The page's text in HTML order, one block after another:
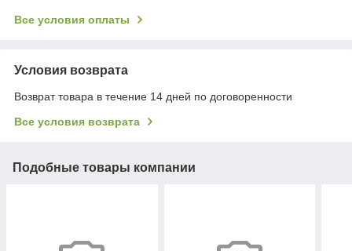
Все условия оплаты
Условия возврата
Возврат товара в течение 14 дней по договоренности
Все условия возврата
Подобные товары компании